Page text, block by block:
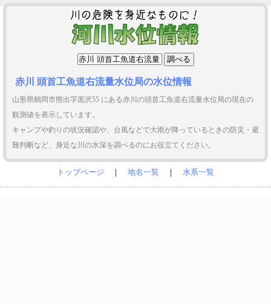
赤川 頭首工魚道右流量水位局の水位情報
山形県鶴岡市熊出字黒沢55 にある赤川の頭首工魚道右流量水位局の現在の
観測値を表示しています。
キャンプや釣りの状況確認や、台風などで大雨が降っているときの防災・避
難判断など、身近な川の水深を調べるのにお役立てください。
トップページ ｜ 地名一覧 ｜ 水系一覧